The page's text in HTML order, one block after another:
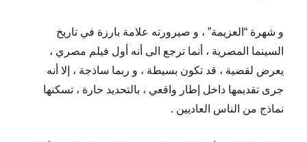
و شهرة “العزيمة” ، و صيرورته علامة بارزة في تاريخ
السينما المصرية ، أنما ترجع الى أنه أول فيلم مصري ،
يعرض لقضية ، قد تكون بسيطة ، و ربما ساذجة ، إلا أنه
جرى تقديمها داخل إطار واقعي ، بالتحديد حارة ، تسكنها
نماذج من الناس العاديين .